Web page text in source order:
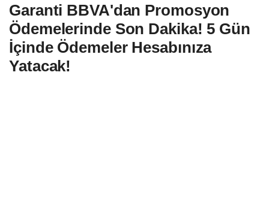
Garanti BBVA'dan Promosyon
Ödemelerinde Son Dakika! 5 Gün
İçinde Ödemeler Hesabınıza
Yatacak!